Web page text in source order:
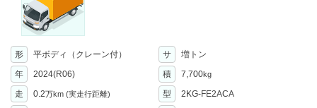
形 平ボディ（クレーン付） サ
増トン
年
2024(R06) 積 7,700kg
走 0.2万km (実走行距離) 型
2KG-FE2ACA